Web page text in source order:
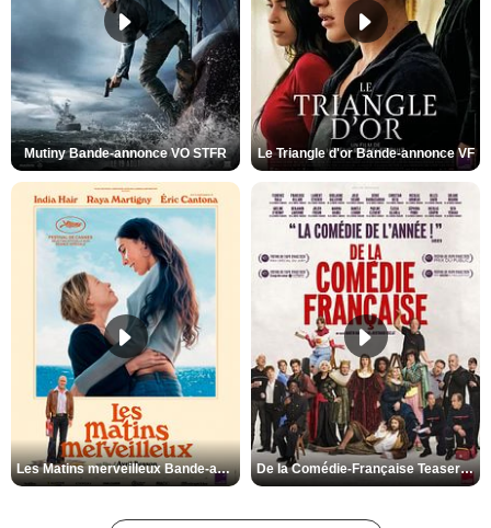
Mutiny Bande-annonce VO STFR Le Triangle d'or Bande-annonce VF
Les Matins merveilleux Bande-annonce VF De la Comédie-Française Teaser VF